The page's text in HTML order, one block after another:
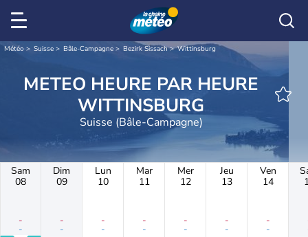
Météo Suisse Bâle-Campagne Bezirk Sissach Wittinsburg
METEO HEURE PAR HEURE
WITTINSBURG
Suisse (Bâle-Campagne)
Sam
08
-
-
Dim
09
-
-
Lun
10
-
-
Mar
11
-
-
Mer
12
-
-
Jeu
13
-
-
Ven
14
-
-